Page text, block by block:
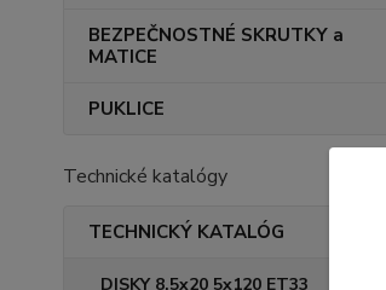
BEZPEČNOSTNÉ SKRUTKY a
MATICE
PUKLICE
Technické katalógy
TECHNICKÝ KATALÓG
DISKY 8,5x20 5x120 ET33